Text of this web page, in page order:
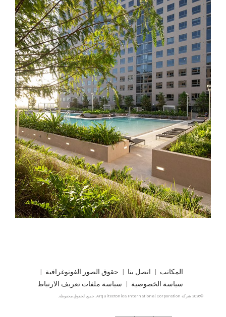
المكاتب اتصل بنا
حقوق الصور الفوتوغرافية
سياسة الخصوصية
سياسة ملفات تعريف الارتباط
©2026 شركة Arquitectonica International Corporation. جميع الحقوق محفوظة.